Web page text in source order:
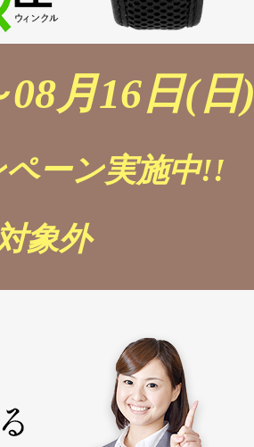
月16日(日)
ペーン実施中!!
象外